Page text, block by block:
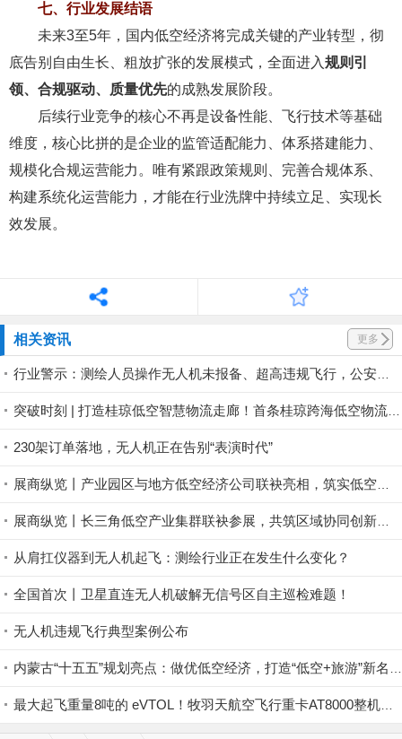
七、行业发展结语
未来3至5年，国内低空经济将完成关键的产业转型，彻
底告别自由生长、粗放扩张的发展模式，全面进入规则引
领、合规驱动、质量优先的成熟发展阶段。
后续行业竞争的核心不再是设备性能、飞行技术等基础
维度，核心比拼的是企业的监管适配能力、体系搭建能力、
规模化合规运营能力。唯有紧跟政策规则、完善合规体系、
构建系统化运营能力，才能在行业洗牌中持续立足、实现长
效发展。
相关资讯 更多
230架订单落地，无人机正在告别“表演时代”
从肩扛仪器到无人机起飞：测绘行业正在发生什么变化？
全国首次丨卫星直连无人机破解无信号区自主巡检难题！
无人机违规飞行典型案例公布